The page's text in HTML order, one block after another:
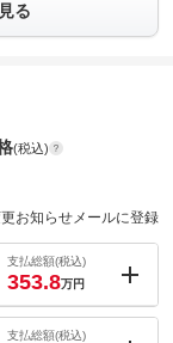
る
(税込)
お知らせメールに登録
支払総額(税込)
353.8万円
支払総額(税込)